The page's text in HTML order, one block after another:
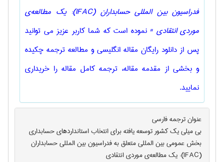
فدراسیون بین المللی حسابداران (IFAC): یک مطالعه‌ی
موردی انتقادی " نموده است که شما کاربر عزیز می توانید
پس از دانلود رایگان مقاله انگلیسی و مطالعه ترجمه چکیده
و بخشی از مقدمه مقاله، ترجمه کامل مقاله را خریداری
نمایید.
عنوان ترجمه فارسی
بی میلی یک کشور توسعه یافته برای انتخاب استانداردهای حسابداری
بخش عمومی بین المللی متعلق به فدراسیون بین المللی حسابداران
(IFAC): یک مطالعه‌ی موردی انتقادی